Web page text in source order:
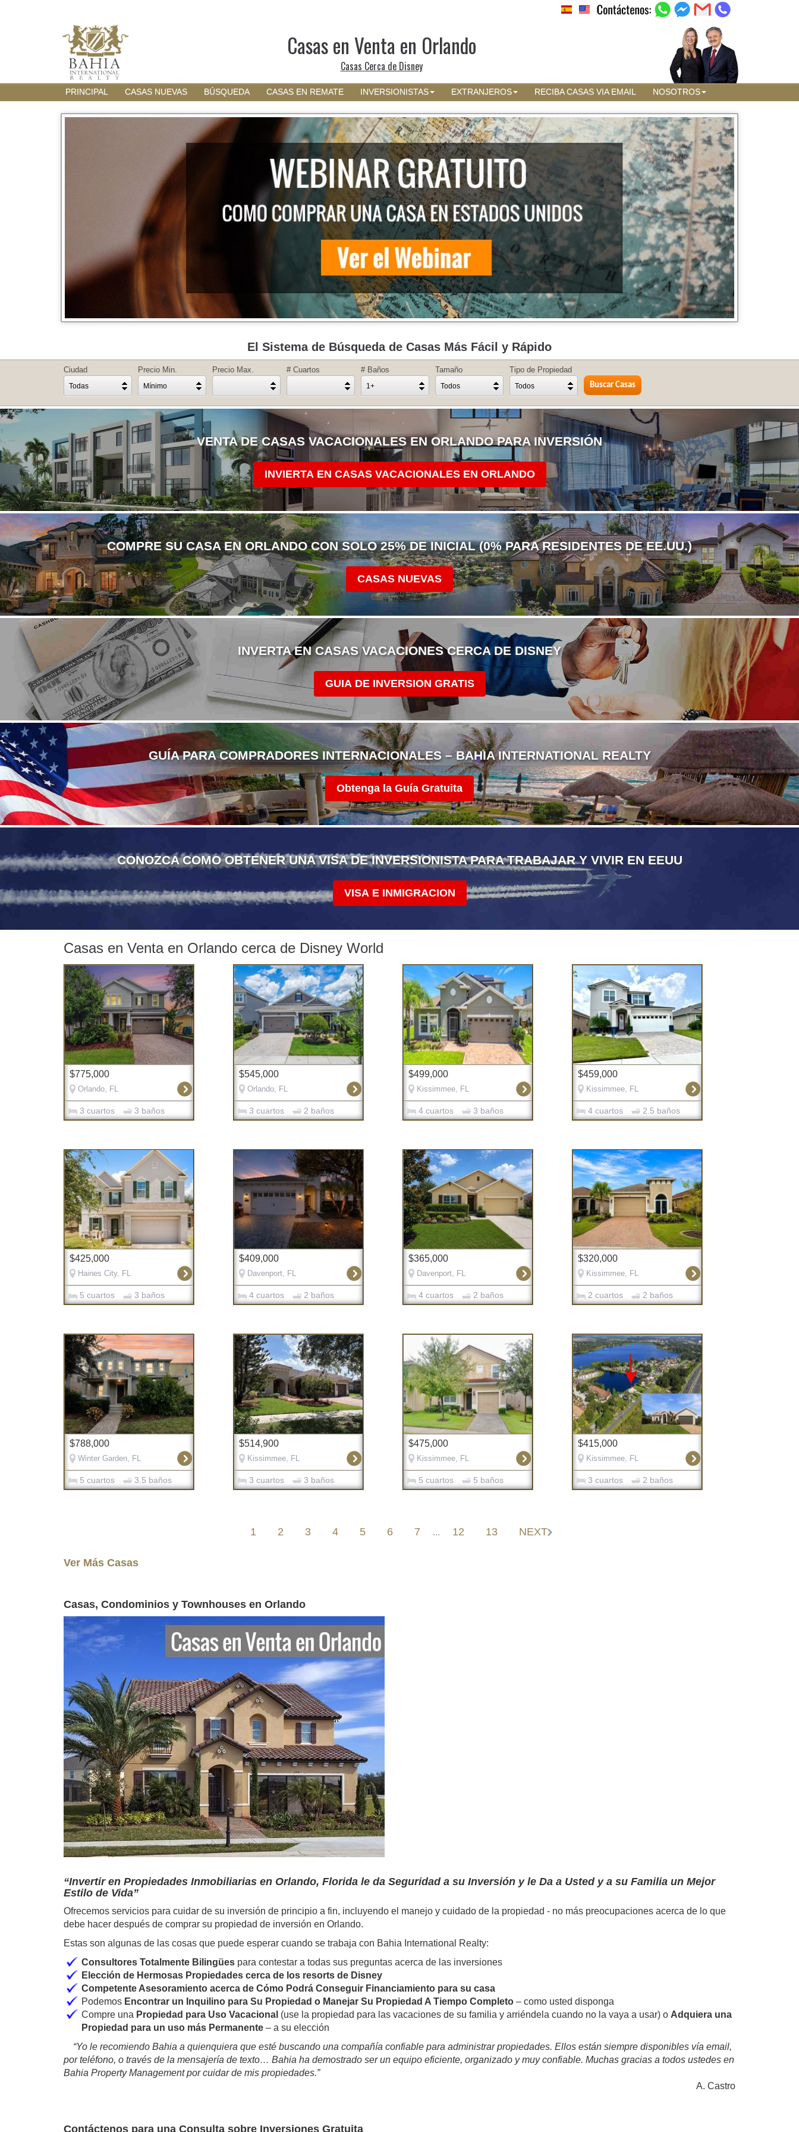
Casas en Venta en Orlando
Casas Cerca de Disney
PRINCIPAL CASAS NUEVAS BÚSQUEDA CASAS EN REMATE INVERSIONISTAS EXTRANJEROS RECIBA CASAS VIA EMAIL NOSOTROS
El Sistema de Búsqueda de Casas Más Fácil y Rápido
Ciudad
Todas
Precio Min.
Mínimo
Precio Max. # Cuartos # Baños
1+
Tamaño
Todos
Tipo de Propiedad
Todos
VENTA DE CASAS VACACIONALES EN ORLANDO PARA INVERSIÓN
INVIERTA EN CASAS VACACIONALES EN ORLANDO
COMPRE SU CASA EN ORLANDO CON SOLO 25% DE INICIAL (0% PARA RESIDENTES DE EE.UU.)
CASAS NUEVAS
INVERTA EN CASAS VACACIONES CERCA DE DISNEY
GUIA DE INVERSION GRATIS
GUÍA PARA COMPRADORES INTERNACIONALES – BAHIA INTERNATIONAL REALTY
Obtenga la Guía Gratuita
CONOZCA COMO OBTENER UNA VISA DE INVERSIONISTA PARA TRABAJAR Y VIVIR EN EEUU
VISA E INMIGRACION
Casas en Venta en Orlando cerca de Disney World
$775,000
Orlando, FL
3 cuartos 3 baños
$545,000
Orlando, FL
3 cuartos 2 baños
$499,000
Kissimmee, FL
4 cuartos 3 baños
$459,000
Kissimmee, FL
4 cuartos 2.5 baños
$425,000
Haines City, FL
5 cuartos 3 baños
$409,000
Davenport, FL
4 cuartos 2 baños
$365,000
Davenport, FL
4 cuartos 2 baños
$320,000
Kissimmee, FL
2 cuartos 2 baños
$788,000
Winter Garden, FL
5 cuartos 3.5 baños
$514,900
Kissimmee, FL
3 cuartos 3 baños
$475,000
Kissimmee, FL
5 cuartos 5 baños
$415,000
Kissimmee, FL
3 cuartos 2 baños
1 2 3 4 5 6 7 ... 12 13 NEXT
Ver Más Casas
Casas, Condominios y Townhouses en Orlando
“Invertir en Propiedades Inmobiliarias en Orlando, Florida le da Seguridad a su Inversión y le Da a Usted y a su Familia un Mejor
Estilo de Vida”
Ofrecemos servicios para cuidar de su inversión de principio a fin, incluyendo el manejo y cuidado de la propiedad - no más preocupaciones acerca de lo que
debe hacer después de comprar su propiedad de inversión en Orlando.
Estas son algunas de las cosas que puede esperar cuando se trabaja con Bahia International Realty:
Consultores Totalmente Bilingües para contestar a todas sus preguntas acerca de las inversiones
Elección de Hermosas Propiedades cerca de los resorts de Disney
Competente Asesoramiento acerca de Cómo Podrá Conseguir Financiamiento para su casa
Podemos Encontrar un Inquilino para Su Propiedad o Manejar Su Propiedad A Tiempo Completo – como usted disponga
Compre una Propiedad para Uso Vacacional (use la propiedad para las vacaciones de su familia y arriéndela cuando no la vaya a usar) o Adquiera una
Propiedad para un uso más Permanente – a su elección
“Yo le recomiendo Bahia a quienquiera que esté buscando una compañía confiable para administrar propiedades. Ellos están siempre disponibles vía email,
por teléfono, o través de la mensajería de texto… Bahia ha demostrado ser un equipo eficiente, organizado y muy confiable. Muchas gracias a todos ustedes en
Bahia Property Management por cuidar de mis propiedades.”
A. Castro
Contáctenos para una Consulta sobre Inversiones Gratuita